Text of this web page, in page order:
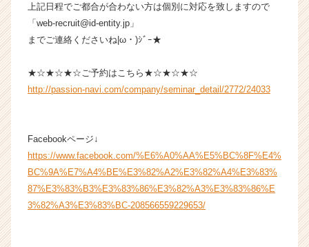
r
e
e
上記日程でご都合が合わない方は個別に対応を致しますので
「web-recruit@id-entity.jp」
までご連絡くださいね|ω・)ｼﾞｰ★
★☆★☆★☆ご予約はこちら★☆★☆★☆
http://passion-navi.com/company/seminar_detail/2772/24033
Facebookページ↓
https://www.facebook.com/%E6%A0%AA%E5%BC%8F%E4%
BC%9A%E7%A4%BE%E3%82%A2%E3%82%A4%E3%83%
87%E3%83%B3%E3%83%86%E3%82%A3%E3%83%86%E
3%82%A3%E3%83%BC-208566559229653/